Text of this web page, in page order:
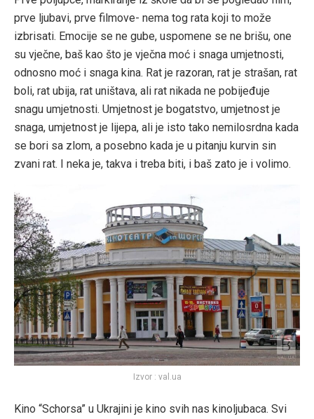
prve ljubavi, prve filmove- nema tog rata koji to može
izbrisati. Emocije se ne gube, uspomene se ne brišu, one
su vječne, baš kao što je vječna moć i snaga umjetnosti,
odnosno moć i snaga kina. Rat je razoran, rat je strašan, rat
boli, rat ubija, rat uništava, ali rat nikada ne pobijeđuje
snagu umjetnosti. Umjetnost je bogatstvo, umjetnost je
snaga, umjetnost je lijepa, ali je isto tako nemilosrdna kada
se bori sa zlom, a posebno kada je u pitanju kurvin sin
zvani rat. I neka je, takva i treba biti, i baš zato je i volimo.
Izvor : val.ua
Kino “Schorsa” u Ukrajini je kino svih nas kinoljubaca. Svi